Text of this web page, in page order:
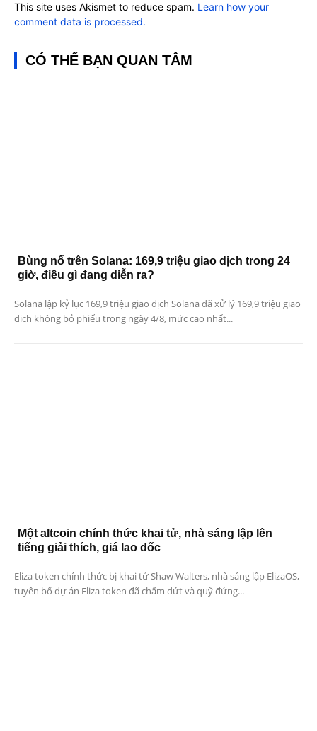
This site uses Akismet to reduce spam. Learn how your
comment data is processed.
CÓ THỂ BẠN QUAN TÂM
Bùng nổ trên Solana: 169,9 triệu giao dịch trong 24
giờ, điều gì đang diễn ra?
Solana lập kỷ lục 169,9 triệu giao dịch Solana đã xử lý 169,9 triệu giao
dịch không bỏ phiếu trong ngày 4/8, mức cao nhất...
Một altcoin chính thức khai tử, nhà sáng lập lên
tiếng giải thích, giá lao dốc
Eliza token chính thức bị khai tử Shaw Walters, nhà sáng lập ElizaOS,
tuyên bố dự án Eliza token đã chấm dứt và quỹ đứng...